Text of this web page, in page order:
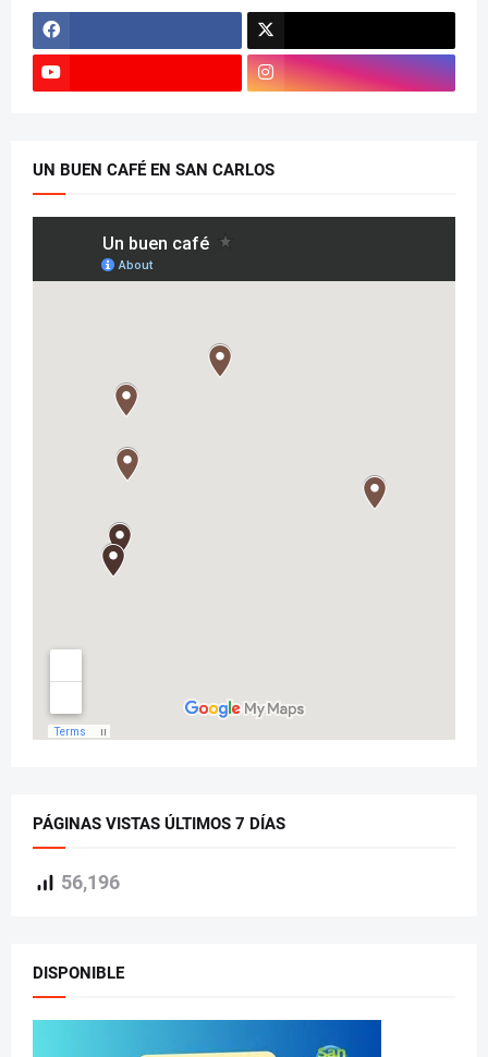
UN BUEN CAFÉ EN SAN CARLOS
PÁGINAS VISTAS ÚLTIMOS 7 DÍAS
56,196
DISPONIBLE